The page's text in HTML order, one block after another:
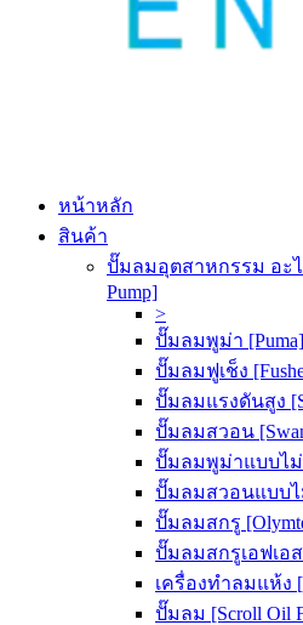
หน้าหลัก
สินค้า
ปั๊มลมอุตสาหกรรม อะ
Pump]
>
ปั๊มลมพูม่า [Puma]
ปั๊มลมฟูเช็ง
ปั๊มลมแรงดันสูง
ปั๊มลมสวอน
ปั๊มลมพูม่าแบบไม่
ปั๊มลมสวอนแบบไ
ปั๊มลมสกรู
ปั๊มลมสกรูเอฟเอส
เครื่องทำลมแห้ง
ปั๊มลม [Scroll Oil